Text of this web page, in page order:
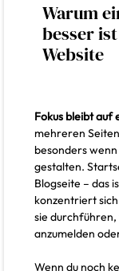
Warum
besser
Website
Fokus bleibt auf
mehreren
besonders
gestalten.
Blogseite – das
konzentriert
sie
anzumelden
Wenn du noch